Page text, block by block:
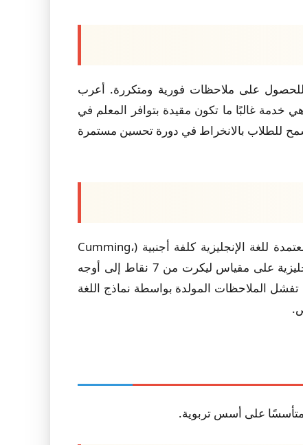
للحصول على ملاحظات فورية ومتكررة. أعرب
خدمة غالبًا ما تكون مقيدة بتوافر المعلم في
يسمح للطلاب بالانخراط في دورة تحسين مستمرة
، بعد توجيهه للتصرف كمعلم كتابة إنجليزية باستخدام قواعد تقييم معتمدة للغة الإنجليزية كلفة أجنبية (Cumming،
1990؛ Ozfidan & Mitchell، 2022)، عن أوجه قصور كبيرة. أشار التقييم الذي أجراه 21 خبيرًا في تعليم اللغة الإنجليزية على مقياس ليكرت من 7 نقاط إلى أوجه
الملاحظات المولدة بواسطة نماذج اللغة